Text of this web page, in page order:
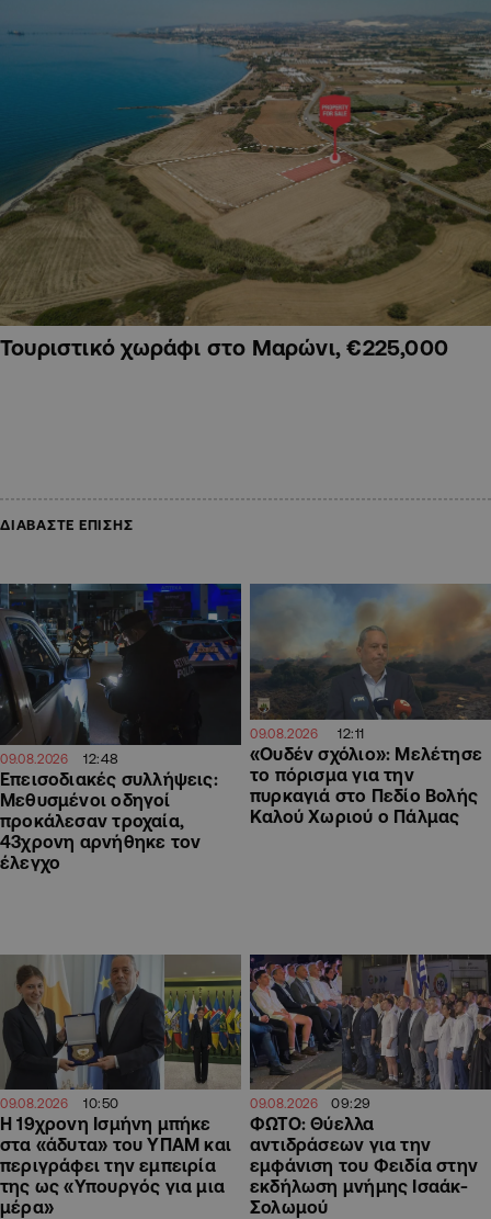
Τουριστικό χωράφι στο Μαρώνι, €225,000
ΔΙΑΒΑΣΤΕ ΕΠΙΣΗΣ
09.08.2026 12:48
Επεισοδιακές συλλήψεις:
Μεθυσμένοι οδηγοί
προκάλεσαν τροχαία,
43χρονη αρνήθηκε τον
έλεγχο
09.08.2026 12:11
«Ουδέν σχόλιο»: Μελέτησε
το πόρισμα για την
πυρκαγιά στο Πεδίο Βολής
Καλού Χωριού ο Πάλμας
09.08.2026 10:50
Η 19χρονη Ισμήνη μπήκε
στα «άδυτα» του ΥΠΑΜ και
περιγράφει την εμπειρία
της ως «Υπουργός για μια
μέρα»
09.08.2026 09:29
ΦΩΤΟ: Θύελλα
αντιδράσεων για την
εμφάνιση του Φειδία στην
εκδήλωση μνήμης Ισαάκ-
Σολωμού